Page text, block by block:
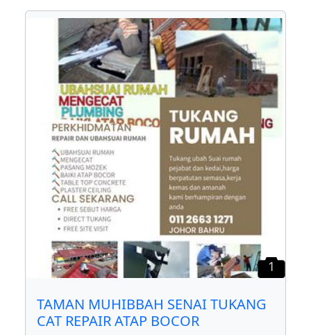
1
TAMAN MUHIBBAH SENAI TUKANG
CAT REPAIR ATAP BOCOR